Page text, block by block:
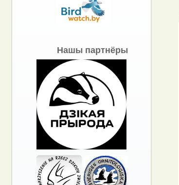
Нашы партнёры